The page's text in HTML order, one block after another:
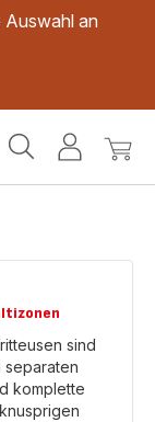
Auswahl an
Mein
Mein
sind
separaten
komplette